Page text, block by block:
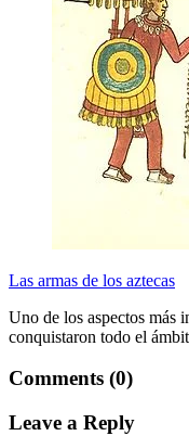
Las armas de los aztecas
Uno de los aspectos más
conquistaron todo el
Comments (0)
Leave a Reply